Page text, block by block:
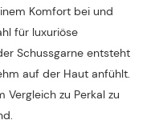
Komfort bei und
für luxuriöse
Schussgarne entsteht
auf der Haut anfühlt.
Vergleich zu Perkal zu